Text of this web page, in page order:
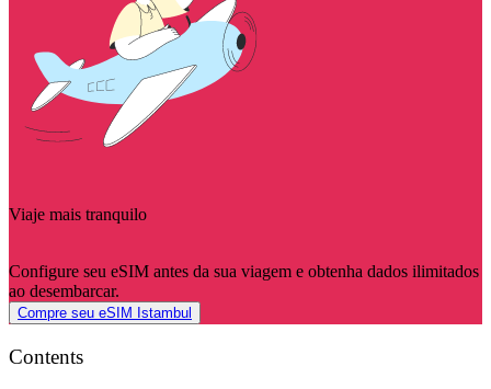
Viaje mais tranquilo
Configure seu eSIM antes da sua viagem e obtenha dados ilimitados
ao desembarcar.
Compre seu eSIM Istambul
Contents